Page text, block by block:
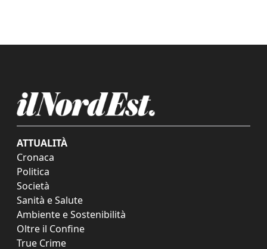
ATTUALITÀ
Cronaca
Politica
Società
Sanità e Salute
Ambiente e Sostenibilità
Oltre il Confine
True Crime